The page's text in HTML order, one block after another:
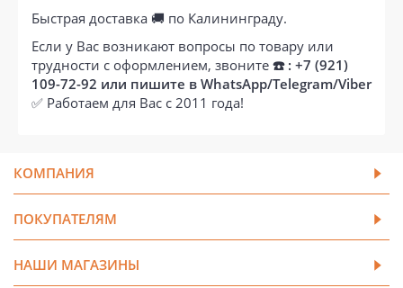
Быстрая доставка 🚚 по Калининграду.
Если у Вас возникают вопросы по товару или
трудности с оформлением, звоните ☎️ : +7 (921)
109-72-92 или пишите в WhatsApp/Telegram/Viber
✅ Работаем для Вас с 2011 года!
КОМПАНИЯ
ПОКУПАТЕЛЯМ
НАШИ МАГАЗИНЫ